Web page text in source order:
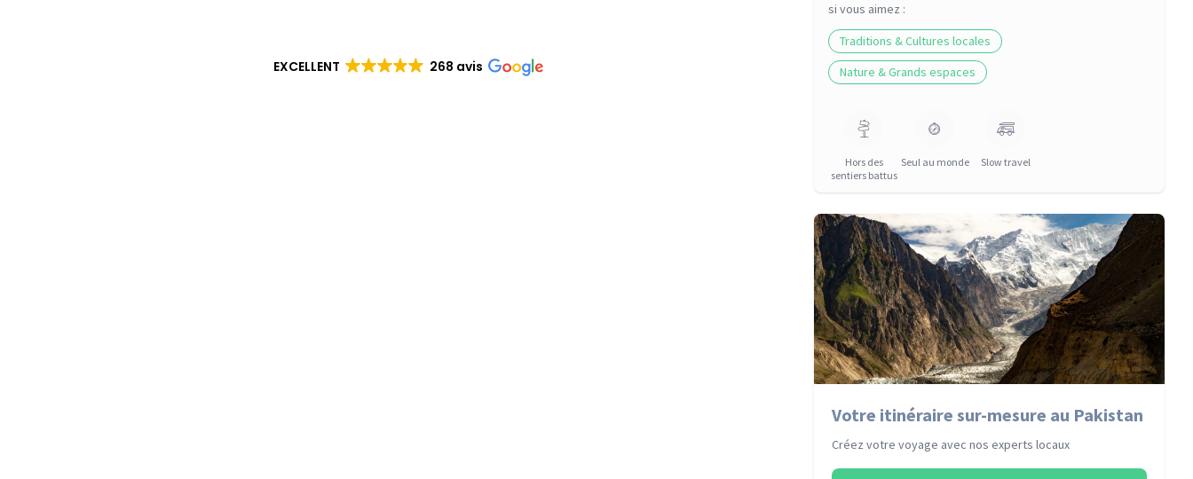
EXCELLENT 268 avis
si vous aimez :
Traditions & Cultures locales
Nature & Grands espaces
Hors des
sentiers battus
Seul au monde Slow travel
Votre itinéraire sur-mesure au Pakistan
Créez votre voyage avec nos experts locaux